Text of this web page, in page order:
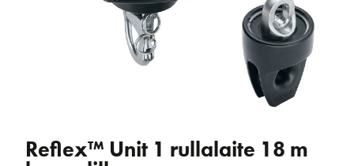
Reflex™ Unit 1 rullalaite 18 m